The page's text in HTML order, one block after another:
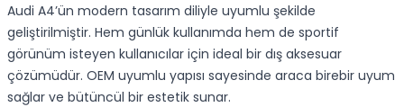
Audi A4’ün modern tasarım diliyle uyumlu şekilde
geliştirilmiştir. Hem günlük kullanımda hem de sportif
görünüm isteyen kullanıcılar için ideal bir dış aksesuar
çözümüdür. OEM uyumlu yapısı sayesinde araca birebir uyum
sağlar ve bütüncül bir estetik sunar.